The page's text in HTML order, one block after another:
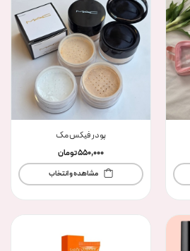
پودر فیکس مک
550,000تومان
مشاهده و انتخاب